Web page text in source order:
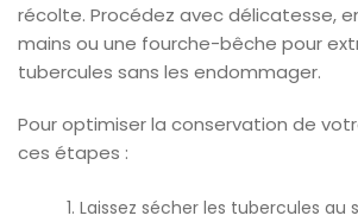
récolte. Procédez avec délicatesse,
mains ou une fourche-bêche pour
tubercules sans les endommager.
Pour optimiser la conservation de
ces étapes :
Laissez sécher les tubercules au